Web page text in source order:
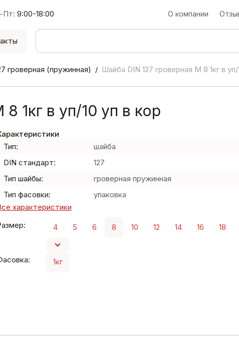
Пт: 9:00-18:00 О компании
гроверная (пружинная) Шайба DIN 127 гроверная М 8 1кг в уп/
1кг в уп/10 уп в кор
Тип:
шайба
DIN стандарт:
127
Тип шайбы:
гроверная пружинная
Тип фасовки:
упаковка
характеристики
4 5 6 8 10 12 14 16 18
1кг